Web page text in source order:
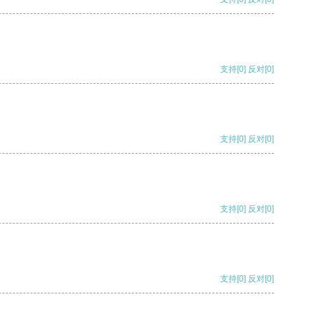
支持[0] 反对[0]
支持[0] 反对[0]
支持[0] 反对[0]
支持[0] 反对[0]